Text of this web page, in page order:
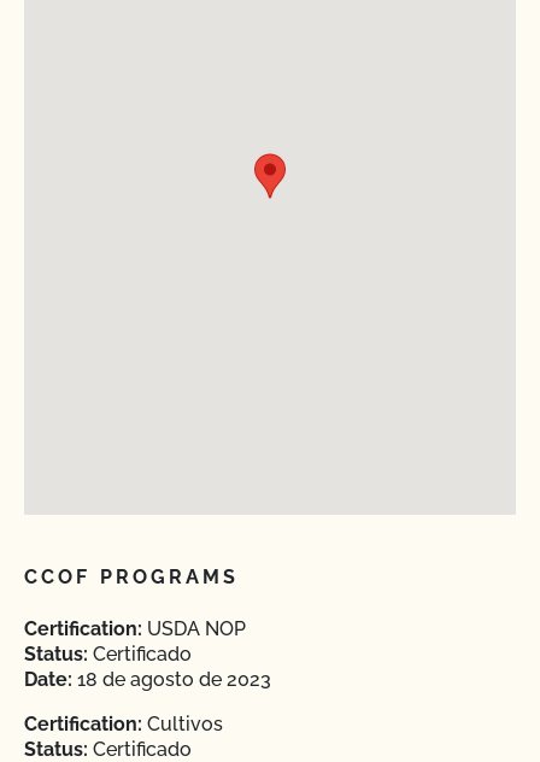
CCOF PROGRAMS
Certification: USDA NOP
Status: Certificado
Date: 18 de agosto de 2023
Certification: Cultivos
Status: Certificado